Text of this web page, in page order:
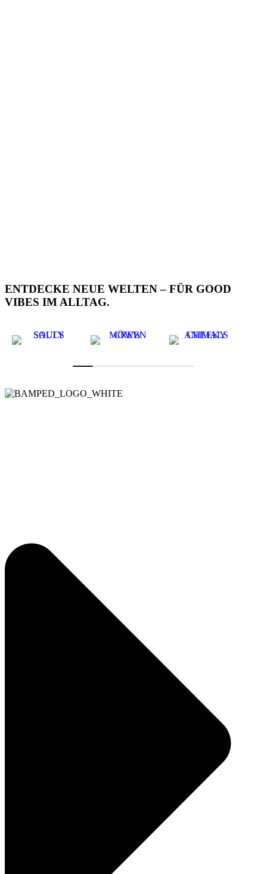
ENTDECKE NEUE WELTEN – FÜR GOOD
VIBES IM ALLTAG.